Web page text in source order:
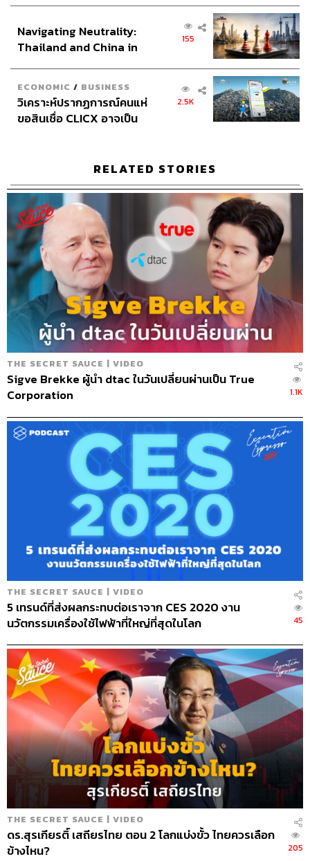
Video Editorsวุฒิชัย ถิระบัญชาศักดิ์, อนนต์ พูนเจ้าทรัพย์,
Sound Directorกฤตพล จียะเกียรติ
Sound Recording Engineer
ขจีพรรณ วิจิตรรัตน์, ธภัทร
ตั้งวงษ์ไชย
Graphic Designerธนิดา โตวิวัฒน์
Channel Team Leadสิทธิโชติ สุภาวรรณ์
Senior Channel Adminทศพล เพิ่มพูล
TAGS: ธุรกิจไทย การทำธุรกิจ
Podcast
The Standard Podcast
The Secret Sauce
เคน นครินทร์
นักลงทุนต่างชาติ
170
ABOUT THE HOST
นครินทร์ วนกิจไพบูลย์
บรรณาธิการบริหาร สำนักข่าว THE
STANDARD วิทยากรด้านสื่อและการทำคอน
เทนต์ออนไลน์
อินโดนีเซีย
Navigating Neutrality:
Thailand and China in
155
ECONOMIC / BUSINESS
วิเคราะห์ปรากฏการณ์คนแห่
ขอสินเชื่อ CLICX อาจเป็น
2.5K
RELATED STORIES
THE SECRET SAUCE | VIDEO
Sigve Brekke ผู้นำ dtac ในวันเปลี่ยนผ่านเป็น True
Corporation
1.1K
THE SECRET SAUCE | VIDEO
5 เทรนด์ที่ส่งผลกระทบต่อเราจาก CES 2020 งาน
นวัตกรรมเครื่องใช้ไฟฟ้าที่ใหญ่ที่สุดในโลก
45
THE SECRET SAUCE | VIDEO
ดร.สุรเกียรติ์ เสถียรไทย ตอน 2 โลกแบ่งขั้ว ไทยควรเลือก
ข้างไหน?
205